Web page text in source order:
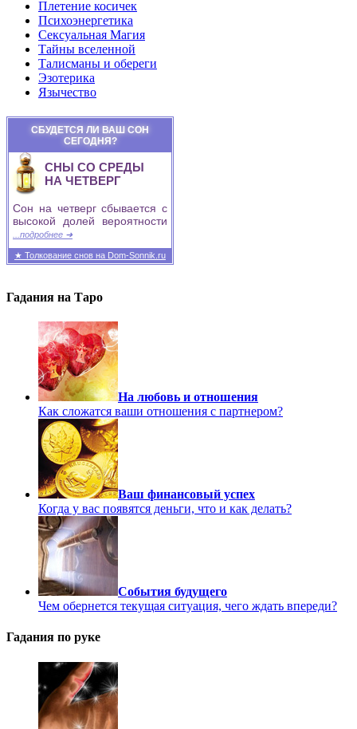
Плетение косичек
Психоэнергетика
Сексуальная Магия
Тайны вселенной
Талисманы и обереги
Эзотерика
Язычество
СБУДЕТСЯ ЛИ ВАШ СОН
СЕГОДНЯ?
СНЫ СО СРЕДЫ
НА ЧЕТВЕРГ
Сон на четверг сбывается с
высокой долей вероятности
...подробнее ➜
★ Толкование снов на Dom-Sonnik.ru
Гадания на Таро
На любовь и отношения
Как сложатся ваши отношения с партнером?
Ваш финансовый успех
Когда у вас появятся деньги, что и как делать?
События будущего
Чем обернется текущая ситуация, чего ждать впереди?
Гадания по руке